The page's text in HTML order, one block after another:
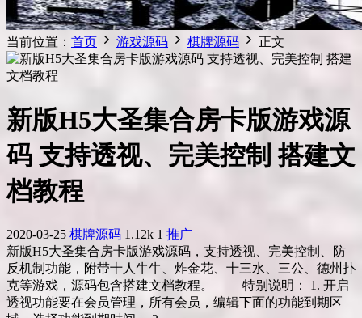
当前位置： 首页 游戏源码 棋牌源码 正文
新版H5大圣集合房卡版游戏源
码 支持透视、完美控制 搭建文
档教程
2020-03-25 棋牌源码 1.12k 1 推广
新版H5大圣集合房卡版游戏源码，支持透视、完美控制、防
反机制功能，附带十人牛牛、炸金花、十三水、三公、德州扑
克等游戏，源码包含搭建文档教程。 特别说明： 1. 开启
透视功能要在会员管理，所有会员，编辑下面的功能到期区